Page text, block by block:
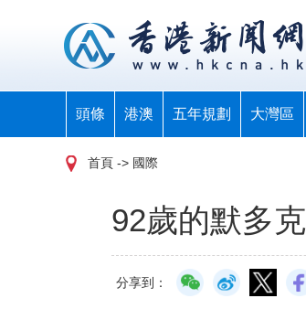
頭條 港澳 五年規劃 大灣區
首頁 -> 國際
92歲的默多
分享到：